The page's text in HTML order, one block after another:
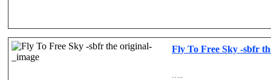
Fly To Free Sky -sbfr
…..